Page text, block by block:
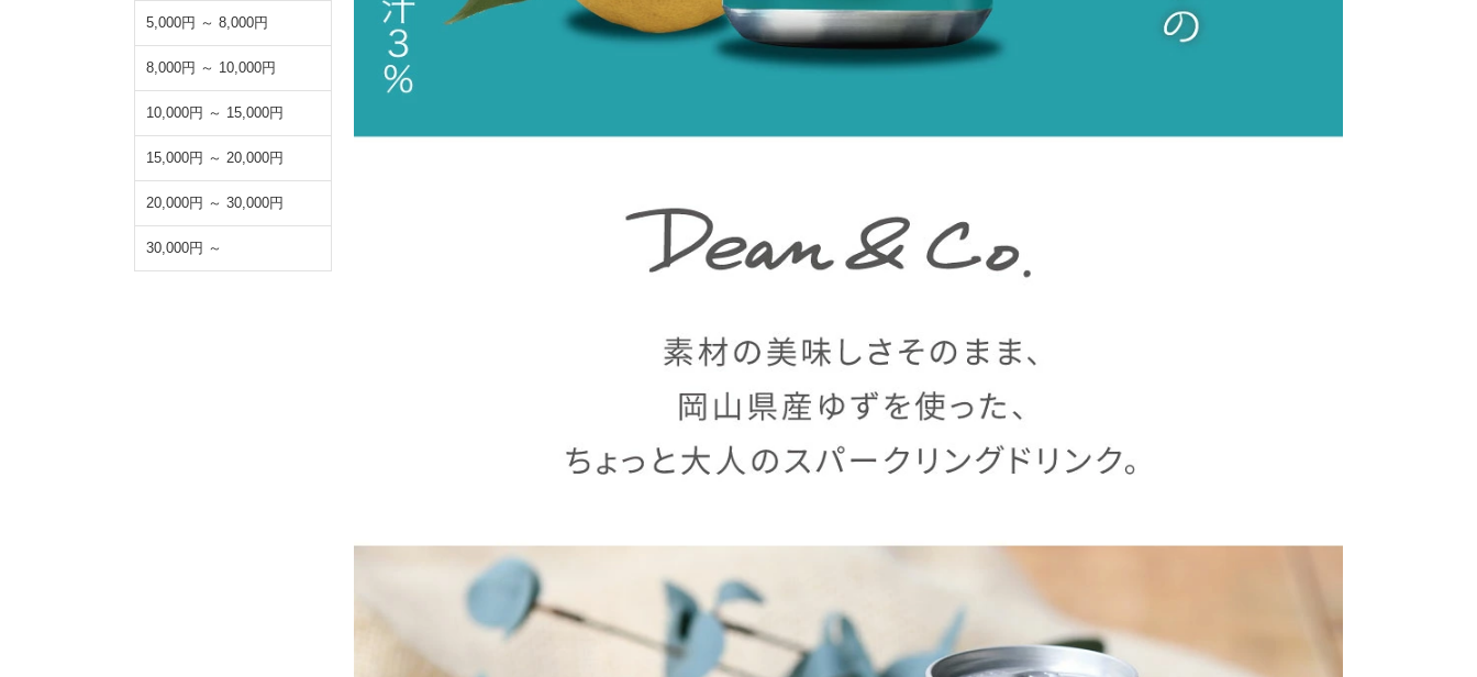
5,000円 ～ 8,000円
8,000円 ～ 10,000円
10,000円 ～ 15,000円
15,000円 ～ 20,000円
20,000円 ～ 30,000円
30,000円 ～